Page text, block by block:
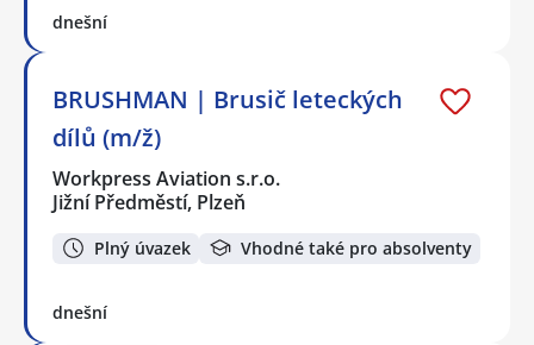
dnešní
BRUSHMAN | Brusič leteckých
dílů (m/ž)
Workpress Aviation s.r.o.
Jižní Předměstí, Plzeň
Plný úvazek Vhodné také pro absolventy
dnešní